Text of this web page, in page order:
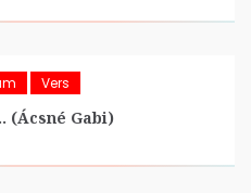
Vers
(Ácsné Gabi)